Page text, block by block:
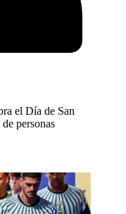
el Día de San
personas